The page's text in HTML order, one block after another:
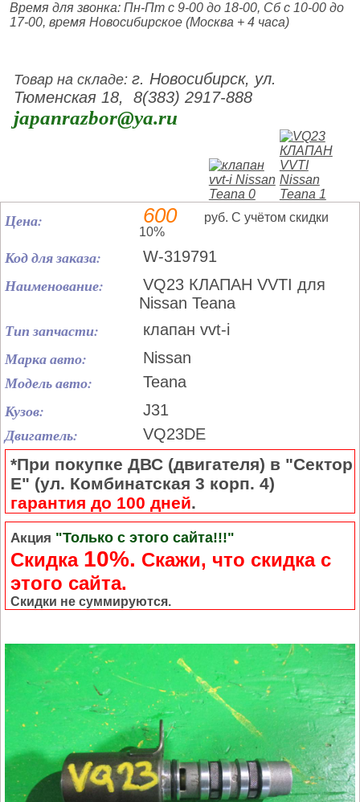
Время для звонка: Пн-Пт с 9-00 до 18-00, Сб с 10-00 до
17-00, время Новосибирское (Москва + 4 часа)
Товар на складе:г. Новосибирск, ул.
Тюменская 18, 8(383) 2917-888
japanrazbor@ya.ru
Цена: 600
руб. С учётом скидки
10%
Код для заказа: W-319791
Наименование:
VQ23 КЛАПАН VVTI для
Nissan Teana
Тип запчасти: клапан vvt-i
Марка авто: Nissan
Модель авто: Teana
Кузов: J31
Двигатель: VQ23DE
*При покупке ДВС (двигателя) в "Сектор
Е" (ул. Комбинатская 3 корп. 4)
гарантия до 100 дней.
Акция "Только с этого сайта!!!"
Скидка 10%. Cкажи, что скидка с
этого сайта.
Скидки не суммируются.